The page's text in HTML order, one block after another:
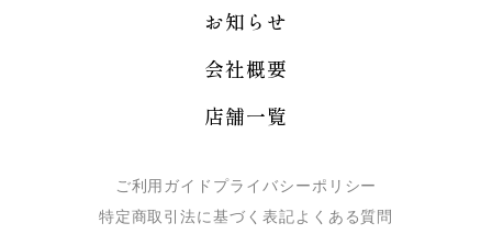
お知らせ
会社概要
店舗一覧
ご利用ガイド プライバシーポリシー
特定商取引法に基づく表記よくある質問